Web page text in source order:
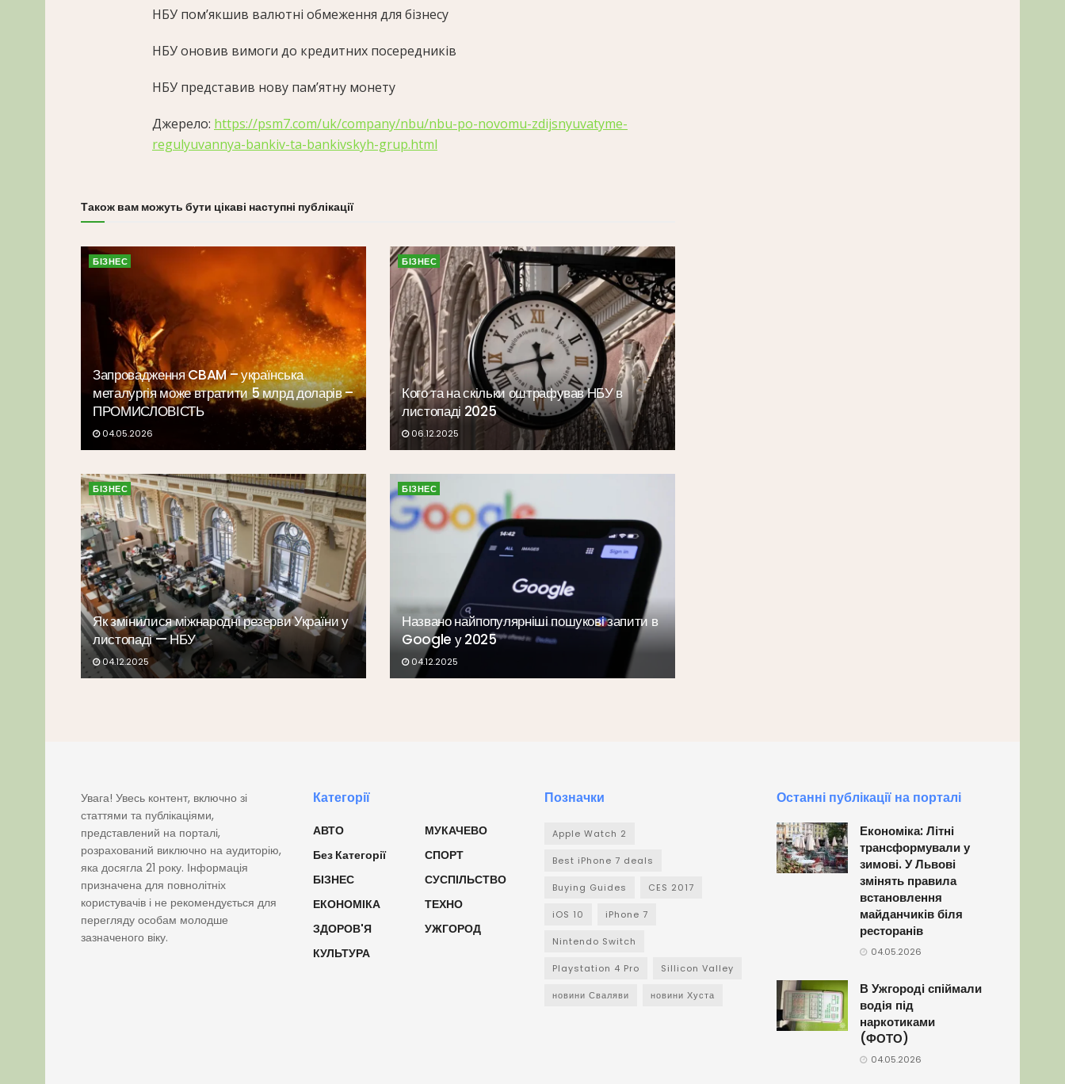
НБУ пом’якшив валютні обмеження для бізнесу
НБУ оновив вимоги до кредитних посередників
НБУ представив нову памʼятну монету
Джерело: https://psm7.com/uk/company/nbu/nbu-po-novomu-zdijsnyuvatyme-
regulyuvannya-bankiv-ta-bankivskyh-grup.html
Також вам можуть бути цікаві наступні публікації
БІЗНЕС
Запровадження CBAM – українська
металургія може втратити 5 млрд доларів –
ПРОМИСЛОВІСТЬ
04.05.2026
БІЗНЕС
Кого та на скільки оштрафував НБУ в
листопаді 2025
06.12.2025
БІЗНЕС
Як змінилися міжнародні резерви України у
листопаді — НБУ
04.12.2025
БІЗНЕС
Названо найпопулярніші пошукові запити в
Google у 2025
04.12.2025
Увага! Увесь контент, включно зі
статтями та публікаціями,
представлений на порталі,
розрахований виключно на аудиторію,
яка досягла 21 року. Інформація
призначена для повнолітніх
користувачів і не рекомендується для
перегляду особам молодше
зазначеного віку.
Категорії
АВТО
Без Категорії
БІЗНЕС
ЕКОНОМІКА
ЗДОРОВ'Я
КУЛЬТУРА
МУКАЧЕВО
СПОРТ
СУСПІЛЬСТВО
ТЕХНО
УЖГОРОД
Позначки
Apple Watch 2
Best iPhone 7 deals
Buying Guides CES 2017
iOS 10 iPhone 7
Nintendo Switch
Playstation 4 Pro Sillicon Valley
новини Сваляви новини Хуста
Останні публікації на порталі
Економіка: Літні
трансформували у
зимові. У Львові
змінять правила
встановлення
майданчиків біля
ресторанів
04.05.2026
В Ужгороді спіймали
водія під
наркотиками
(ФОТО)
04.05.2026